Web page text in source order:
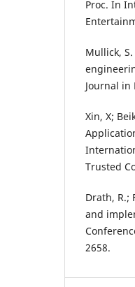
Proc. In
Mullick,
Journal in
Xin, X;
Trusted
Drath, R.;
and
2658.